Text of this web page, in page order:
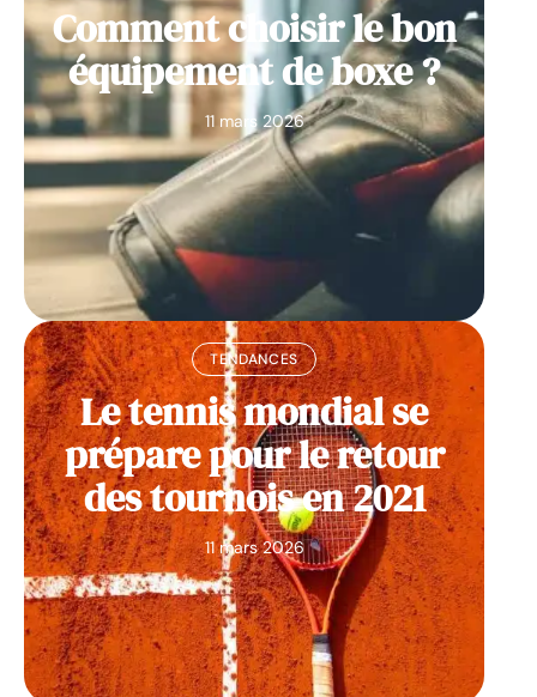
Comment choisir le bon
équipement de boxe ?
11 mars 2026
TENDANCES
Le tennis mondial se
prépare pour le retour
des tournois en 2021
11 mars 2026